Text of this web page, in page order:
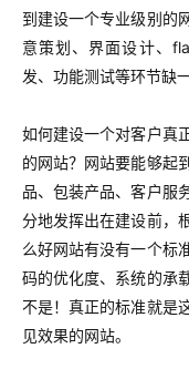
到建设一个专业级别的
意策划、界面设计、
发、功能测试等环节缺一
如何建设一个对客户真
的网站？网站要能够起
品、包装产品、客户服
分地发挥出在建设前，
么好网站有没有一个标
码的优化度、系统的承
不是！真正的标准就是
见效果的网站。